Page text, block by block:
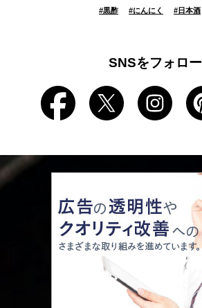
#黒酢 #にんにく #日本酒
SNSをフォロー